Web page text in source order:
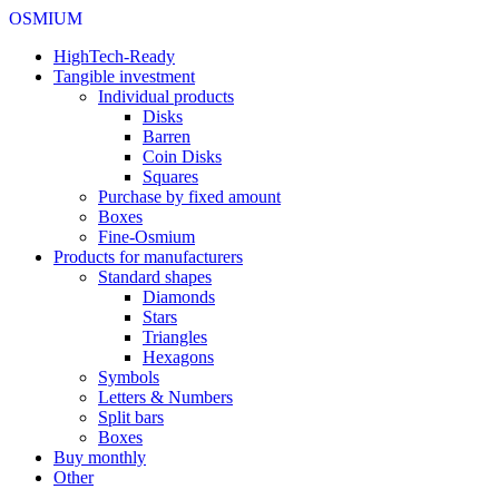
OSMIUM
HighTech-Ready
Tangible investment
Individual products
Disks
Barren
Coin Disks
Squares
Purchase by fixed amount
Boxes
Fine-Osmium
Products for manufacturers
Standard shapes
Diamonds
Stars
Triangles
Hexagons
Symbols
Letters & Numbers
Split bars
Boxes
Buy monthly
Other